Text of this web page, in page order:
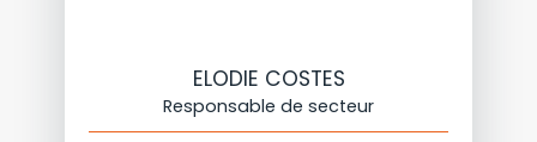
ELODIE COSTES
Responsable de secteur